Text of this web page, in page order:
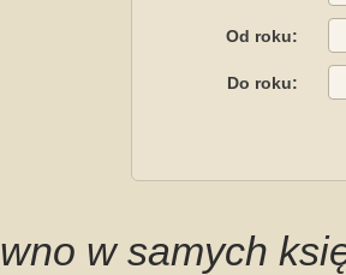
Od roku:
Do roku:
w samych